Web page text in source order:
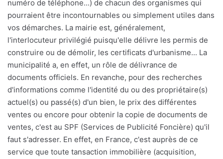
numéro de téléphone...) de chacun des organismes qui
pourraient être incontournables ou simplement utiles dans
vos démarches. La mairie est, généralement,
l'interlocuteur privilégié puisqu'elle délivre les permis de
construire ou de démolir, les certificats d'urbanisme... La
municipalité a, en effet, un rôle de délivrance de
documents officiels. En revanche, pour des recherches
d'informations comme l'identité du ou des propriétaire(s)
actuel(s) ou passé(s) d'un bien, le prix des différentes
ventes ou encore pour obtenir la copie de documents de
ventes, c'est au SPF (Services de Publicité Foncière) qu'il
faut s'adresser. En effet, en France, c'est auprès de ce
service que toute tansaction immobilière (acquisition,